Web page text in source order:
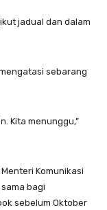
jadual dan dalam
sebarang
Kita menunggu,”
Komunikasi
bagi
sebelum Oktober